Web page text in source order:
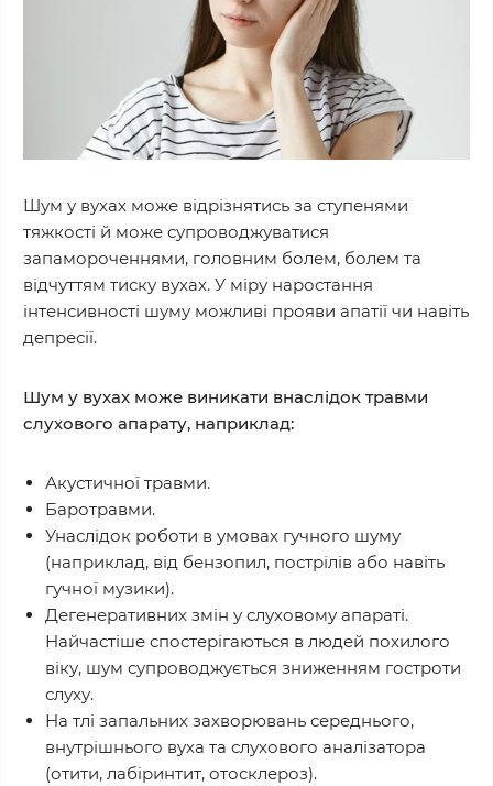
Шум у вухах може відрізнятись за ступенями
тяжкості й може супроводжуватися
запамороченнями, головним болем, болем та
відчуттям тиску вухах. У міру наростання
інтенсивності шуму можливі прояви апатії чи навіть
депресії.
Шум у вухах може виникати внаслідок травми
слухового апарату, наприклад:
Акустичної травми.
Баротравми.
Унаслідок роботи в умовах гучного шуму
(наприклад, від бензопил, пострілів або навіть
гучної музики).
Дегенеративних змін у слуховому апараті.
Найчастіше спостерігаються в людей похилого
віку, шум супроводжується зниженням гостроти
слуху.
На тлі запальних захворювань середнього,
внутрішнього вуха та слухового аналізатора
(отити, лабіринтит, отосклероз).